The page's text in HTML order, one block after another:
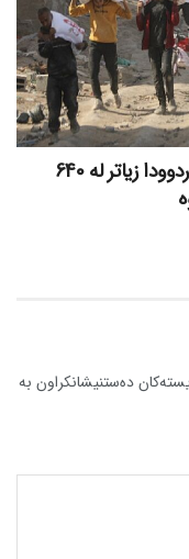
نەتەوە یەکگرتووەکان: لە سێ مانگی ڕابردوودا زیاتر لە 640
دەستنیشانکراون بە